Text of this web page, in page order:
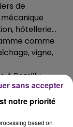
de
hôtellerie…
comme
vigne,
à Romilly.
62.
notre priorité
based on
sans accepter